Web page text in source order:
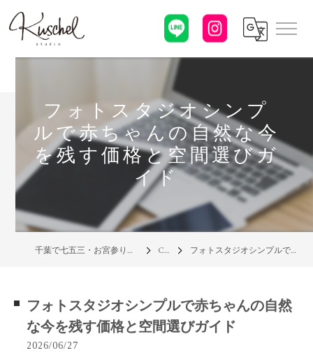
フォトスタジオシンプ
ルで赤ちゃんの自然な今
を残す価格と空間選びガ
イド
千葉で七五三・お宮参り・家族写真の写真館なら「クシェルスタジオ」 Column フォトスタジオシンプルで赤ちゃんの自然な今を残す価格と空間選びガイド
フォトスタジオシンプルで赤ちゃんの自然
な今を残す価格と空間選びガイド
2026/06/27